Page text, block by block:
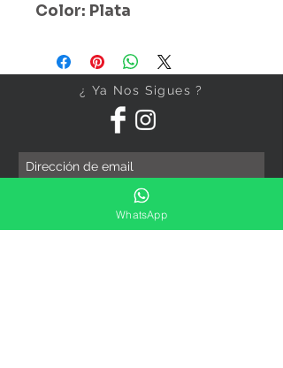
Color: Plata
¿ Ya Nos Sigues ?
Suscríbete ahora
WhatsApp